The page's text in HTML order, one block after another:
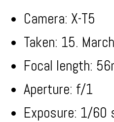
Camera: X-T5
Taken: 15.
Focal length:
Aperture: f/1
Exposure: 1/60